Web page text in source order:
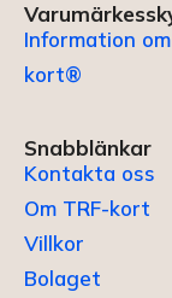
Information
kort®
Snabblänkar
Kontakta oss
Om TRF-kort
Villkor
Bolaget